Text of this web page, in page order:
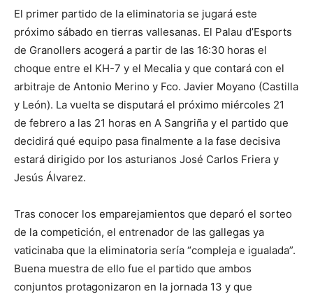
El primer partido de la eliminatoria se jugará este
próximo sábado en tierras vallesanas. El Palau d’Esports
de Granollers acogerá a partir de las 16:30 horas el
choque entre el KH-7 y el Mecalia y que contará con el
arbitraje de Antonio Merino y Fco. Javier Moyano (Castilla
y León). La vuelta se disputará el próximo miércoles 21
de febrero a las 21 horas en A Sangriña y el partido que
decidirá qué equipo pasa finalmente a la fase decisiva
estará dirigido por los asturianos José Carlos Friera y
Jesús Álvarez.
Tras conocer los emparejamientos que deparó el sorteo
de la competición, el entrenador de las gallegas ya
vaticinaba que la eliminatoria sería “compleja e igualada”.
Buena muestra de ello fue el partido que ambos
conjuntos protagonizaron en la jornada 13 y que